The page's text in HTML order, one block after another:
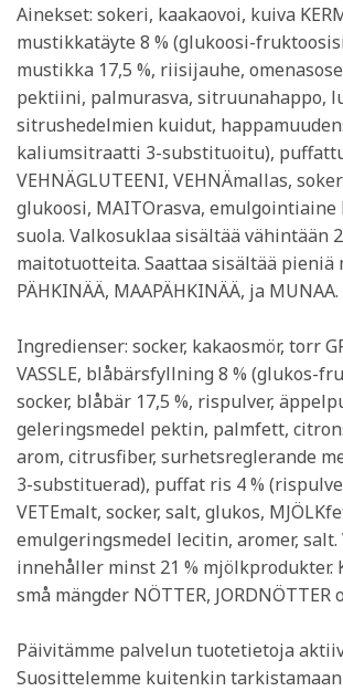
Ainekset: sokeri, kaakaovoi, kuiva
mustikkatäyte 8 % (glukoosi-
mustikka 17,5 %, riisijauhe,
pektiini, palmurasva, sitruunahappo,
sitrushedelmien kuidut,
kaliumsitraatti 3-substituoitu),
VEHNÄGLUTEENI, VEHNÄmallas,
glukoosi, MAITOrasva,
suola. Valkosuklaa sisältää vähintään
maitotuotteita. Saattaa sisältää pieniä
PÄHKINÄÄ, MAAPÄHKINÄÄ, ja MUNAA.
Ingredienser: socker, kakaosmör, torr
VASSLE, blåbärsfyllning 8 % (glukos-
socker, blåbär 17,5 %, rispulver,
geleringsmedel pektin, palmfett,
arom, citrusfiber, surhetsreglerande
3-substituerad), puffat ris 4 %
VETEmalt, socker, salt, glukos,
emulgeringsmedel lecitin, aromer, salt.
innehåller minst 21 % mjölkprodukter.
små mängder NÖTTER, JORDNÖTTER
Päivitämme palvelun tuotetietoja
Suosittelemme kuitenkin